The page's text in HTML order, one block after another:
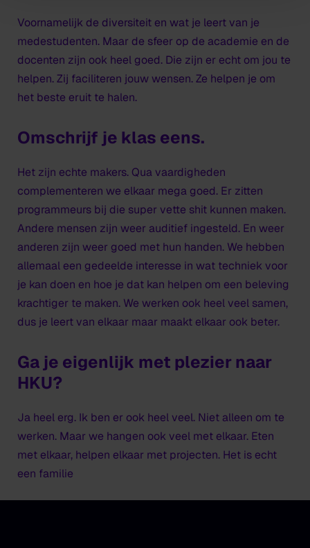
Voornamelijk de diversiteit en wat je leert van je
medestudenten. Maar de sfeer op de academie en de
docenten zijn ook heel goed. Die zijn er echt om jou te
helpen. Zij faciliteren jouw wensen. Ze helpen je om
het beste eruit te halen.
Omschrijf je klas eens.
Het zijn echte makers. Qua vaardigheden
complementeren we elkaar mega goed. Er zitten
programmeurs bij die super vette shit kunnen maken.
Andere mensen zijn weer auditief ingesteld. En weer
anderen zijn weer goed met hun handen. We hebben
allemaal een gedeelde interesse in wat techniek voor
je kan doen en hoe je dat kan helpen om een beleving
krachtiger te maken. We werken ook heel veel samen,
dus je leert van elkaar maar maakt elkaar ook beter.
Ga je eigenlijk met plezier naar
HKU?
Ja heel erg. Ik ben er ook heel veel. Niet alleen om te
werken. Maar we hangen ook veel met elkaar. Eten
met elkaar, helpen elkaar met projecten. Het is echt
een familie